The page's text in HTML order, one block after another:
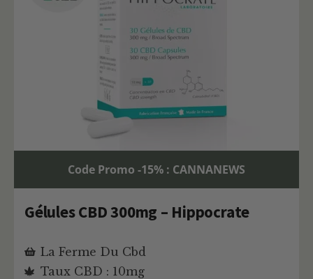
Code Promo -15% : CANNANEWS
Gélules CBD 300mg – Hippocrate
La Ferme Du Cbd
Taux CBD : 10mg